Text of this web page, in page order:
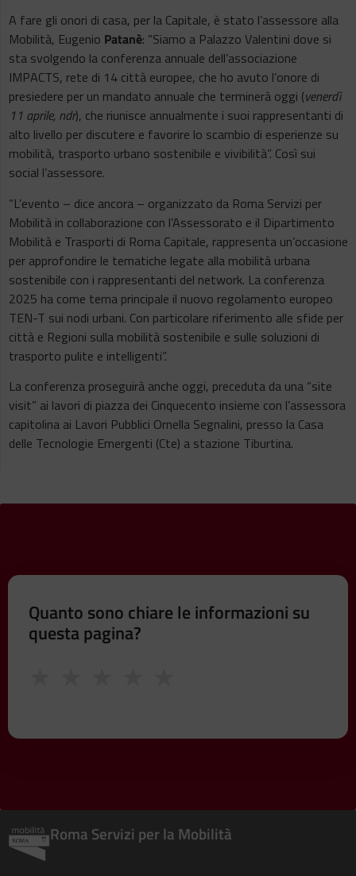
A fare gli onori di casa, per la Capitale, è stato l’assessore alla
Mobilità, Eugenio Patanè: “Siamo a Palazzo Valentini dove si
sta svolgendo la conferenza annuale dell’associazione
IMPACTS, rete di 14 città europee, che ho avuto l’onore di
presiedere per un mandato annuale che terminerà oggi (venerdì
11 aprile, ndr), che riunisce annualmente i suoi rappresentanti di
alto livello per discutere e favorire lo scambio di esperienze su
mobilità, trasporto urbano sostenibile e vivibilità”. Così sui
social l’assessore.
“L’evento – dice ancora – organizzato da Roma Servizi per
Mobilità in collaborazione con l’Assessorato e il Dipartimento
Mobilità e Trasporti di Roma Capitale, rappresenta un’occasione
per approfondire le tematiche legate alla mobilità urbana
sostenibile con i rappresentanti del network. La conferenza
2025 ha come tema principale il nuovo regolamento europeo
TEN-T sui nodi urbani. Con particolare riferimento alle sfide per
città e Regioni sulla mobilità sostenibile e sulle soluzioni di
trasporto pulite e intelligenti”.
La conferenza proseguirà anche oggi, preceduta da una “site
visit” ai lavori di piazza dei Cinquecento insieme con l’assessora
capitolina ai Lavori Pubblici Ornella Segnalini, presso la Casa
delle Tecnologie Emergenti (Cte) a stazione Tiburtina.
Quanto sono chiare le informazioni su
questa pagina?
Roma Servizi per la Mobilità